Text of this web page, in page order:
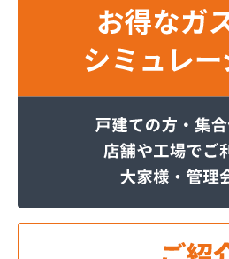
岡田燃料店
株式会社フモト商会
株式会社愛媛ガスセンター
株式会社柿原石油
株式会社丸源ガス
株式会社寺田商店
株式会社小田商店 本店